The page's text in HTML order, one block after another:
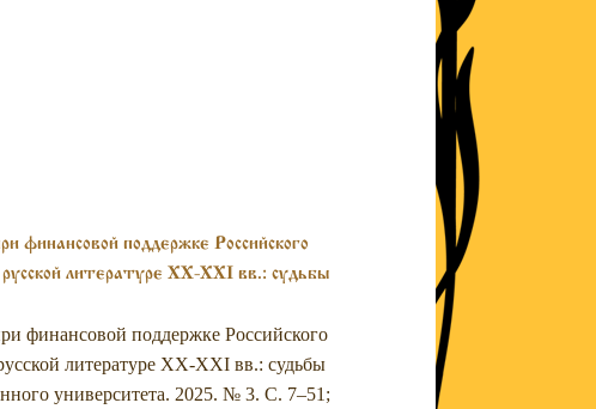
финансовой поддержке Российского
литературе XX-XXI вв.: судьбы
финансовой поддержке Российского
литературе XX-XXI вв.: судьбы
университета. 2025. № 3. С. 7–51;